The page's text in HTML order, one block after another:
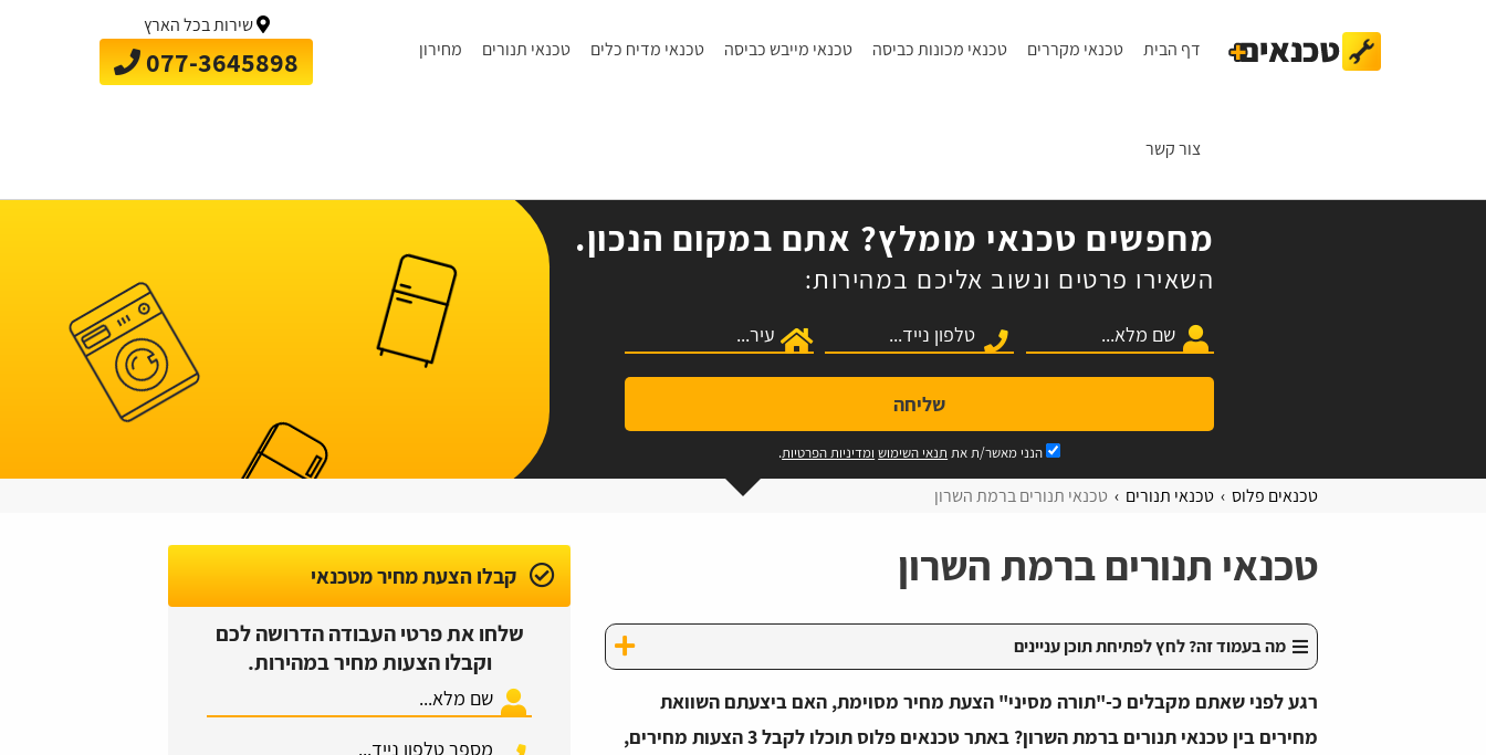
דף הבית טכנאי מקררים טכנאי מכונות כביסה טכנאי מייבש כביסה טכנאי מדיח כלים טכנאי תנורים מחירון
צור קשר
שירות בכל הארץ
077-3645898
מחפשים טכנאי מומלץ? אתם במקום הנכון.
השאירו פרטים ונשוב אליכם במהירות:
שליחה
הנני מאשר/ת את תנאי השימוש ומדיניות הפרטיות.
טכנאים פלוס טכנאי תנורים טכנאי תנורים ברמת השרון
טכנאי תנורים ברמת השרון
מה בעמוד זה? לחץ לפתיחת תוכן עניינים
רגע לפני שאתם מקבלים כ-"תורה מסיני" הצעת מחיר מסוימת, האם ביצעתם השוואת
מחירים בין טכנאי תנורים ברמת השרון? באתר טכנאים פלוס תוכלו לקבל 3 הצעות מחירים,
קבלו הצעת מחיר מטכנאי
שלחו את פרטי העבודה הדרושה לכם
וקבלו הצעות מחיר במהירות.